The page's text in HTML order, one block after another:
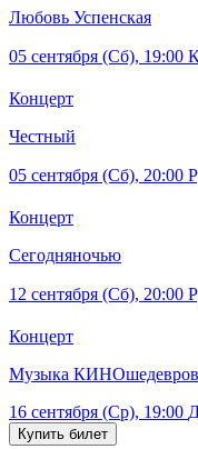
Любовь Успенская
05 сентября (Сб), 19:00
Концерт
Честный
05 сентября (Сб), 20:00
Концерт
Сегодняночью
12 сентября (Сб), 20:00
Концерт
Музыка КИНОшедевров
16 сентября (Ср), 19:00